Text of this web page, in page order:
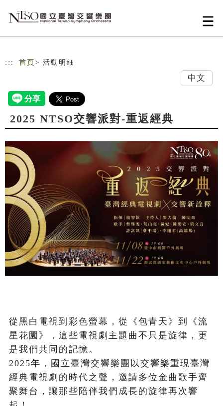
::: 首頁 > 活動明細
中文
2025 NTSO交響派對-重返經典
從黑白電視到彩色螢幕，從《包青天》到《流
星花園》，這些電視劇主題曲不只是旋律，更
是我們共同的記憶。
2025年，國立臺灣交響樂團以交響樂重現臺灣
經典電視劇的時代之聲，邀請多位金曲歌手齊
聚舞台，讓那些陪伴我們成長的旋律再次響